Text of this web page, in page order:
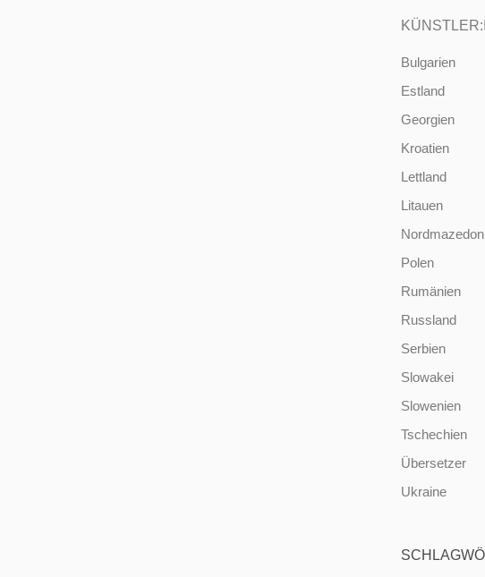
Bulgarien
Estland
Georgien
Kroatien
Lettland
Litauen
Polen
Rumänien
Russland
Serbien
Slowakei
Slowenien
Tschechien
Übersetzer
Ukraine